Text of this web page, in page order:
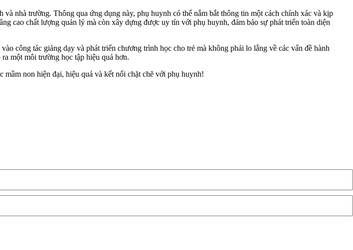
nhà trường. Thông qua ứng dụng này, phụ huynh có thể nắm bắt thông tin một cách chính xác và kịp
cao chất lượng quản lý mà còn xây dựng được uy tín với phụ huynh, đảm bảo sự phát triển toàn diện
công tác giảng dạy và phát triển chương trình học cho trẻ mà không phải lo lắng về các vấn đề hành
một môi trường học tập hiệu quả hơn.
non hiện đại, hiệu quả và kết nối chặt chẽ với phụ huynh!